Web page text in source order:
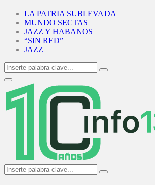
LA PATRIA SUBLEVADA
MUNDO SECTAS
JAZZ Y HABANOS
“SIN RED”
JAZZ
Search
for:
Search
Primary
Menu
Search
for:
Search